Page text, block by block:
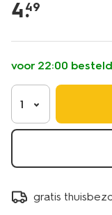
rvs-
-
stuks-
80840054.html
4.
49
voor 22:00
1
gratis